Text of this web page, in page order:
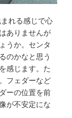
れる感じで心
ありませんが
うか。センタ
のかなと思う
感じます。た
フェダーなど
ーの位置を前
が不安定にな